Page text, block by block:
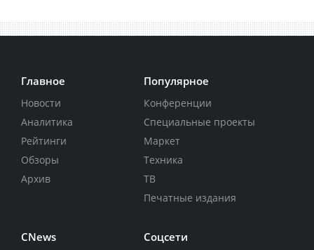
Главное
Новости
Аналитика
Рейтинги
Обзоры
Архив
Популярное
Конференции
Специальные проекты
Маркет
Техника
ТВ
Печатные издания
CNews Соцсети